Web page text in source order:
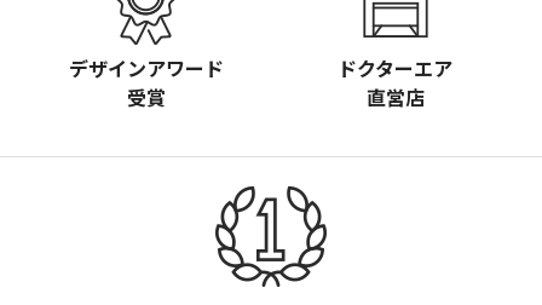
デザインアワード
受賞
ドクターエア
直営店